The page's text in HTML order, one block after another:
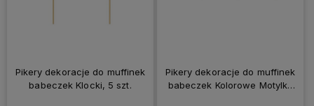
Pikery dekoracje do muffinek
babeczek Klocki, 5 szt.
Pikery dekoracje do muffinek
babeczek Kolorowe Motylki,